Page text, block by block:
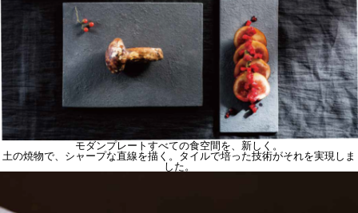
モダンプレート すべての食空間を、新しく。
土の焼物で、シャープな直線を描く。タイルで培った技術がそれを実現しま
した。